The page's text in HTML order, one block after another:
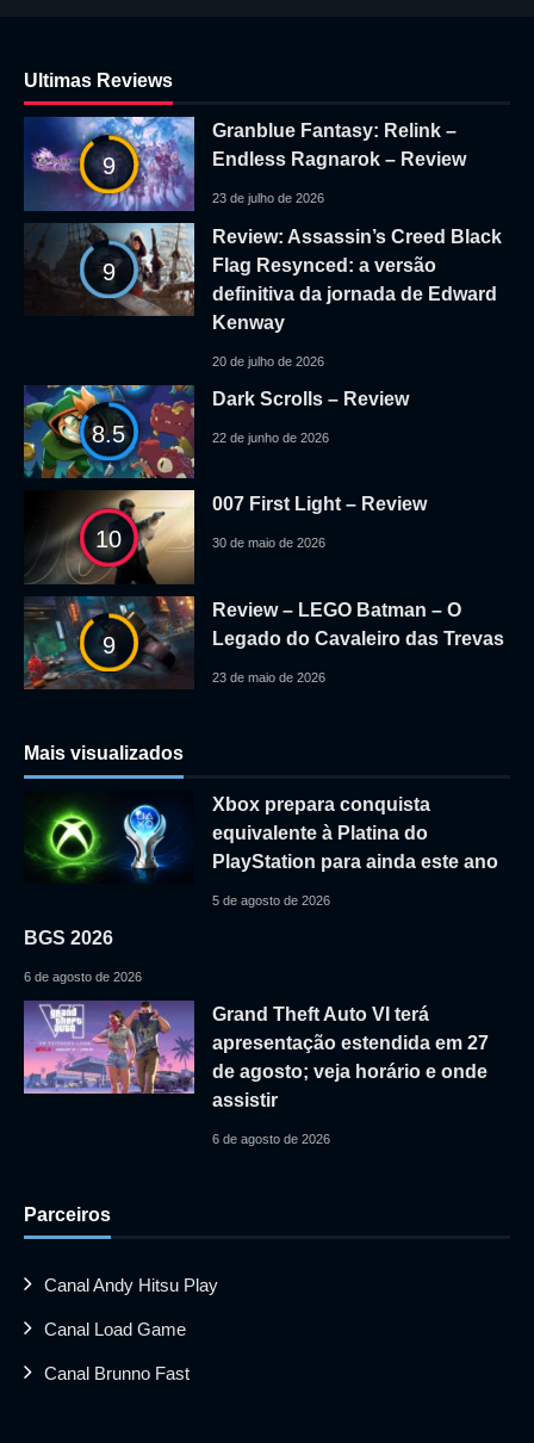
Ultimas Reviews
9
Granblue Fantasy: Relink –
Endless Ragnarok – Review
23 de julho de 2026
9
Review: Assassin’s Creed Black
Flag Resynced: a versão
definitiva da jornada de Edward
Kenway
20 de julho de 2026
8.5
Dark Scrolls – Review
22 de junho de 2026
10
007 First Light – Review
30 de maio de 2026
9
Review – LEGO Batman – O
Legado do Cavaleiro das Trevas
23 de maio de 2026
Mais visualizados
Xbox prepara conquista
equivalente à Platina do
PlayStation para ainda este ano
5 de agosto de 2026
BGS 2026
6 de agosto de 2026
Grand Theft Auto VI terá
apresentação estendida em 27
de agosto; veja horário e onde
assistir
6 de agosto de 2026
Parceiros
Canal Andy Hitsu Play
Canal Load Game
Canal Brunno Fast